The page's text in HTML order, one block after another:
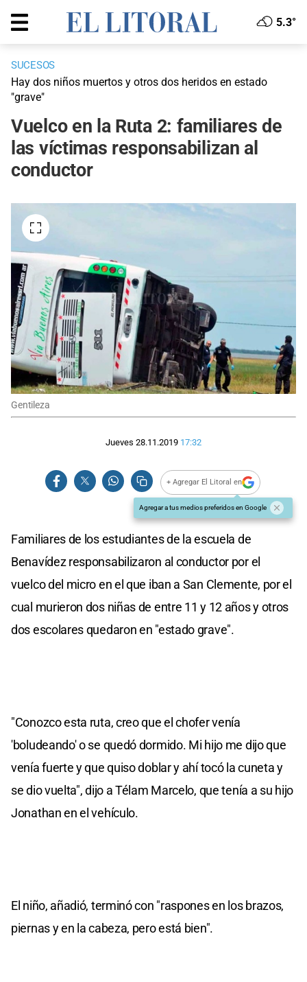
5.3°
SUCESOS
Hay dos niños muertos y otros dos heridos en estado
"grave"
Vuelco en la Ruta 2: familiares de
las víctimas responsabilizan al
conductor
Gentileza
Jueves 28.11.2019 17:32
+ Agregar El Litoral en
Agregar a tus medios preferidos en Google
Familiares de los estudiantes de la escuela de
Benavídez responsabilizaron al conductor por el
vuelco del micro en el que iban a San Clemente, por el
cual murieron dos niñas de entre 11 y 12 años y otros
dos escolares quedaron en "estado grave".
"Conozco esta ruta, creo que el chofer venía
'boludeando' o se quedó dormido. Mi hijo me dijo que
venía fuerte y que quiso doblar y ahí tocó la cuneta y
se dio vuelta", dijo a Télam Marcelo, que tenía a su hijo
Jonathan en el vehículo.
El niño, añadió, terminó con "raspones en los brazos,
piernas y en la cabeza, pero está bien".